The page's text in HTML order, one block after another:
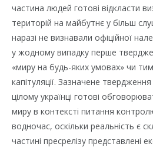
частина людей готові відкласти
територій на майбутнє у більш
наразі не визнавали офіційної
у жодному випадку перше
«миру на будь-яких умовах» чи
капітуляції. Зазначене
цілому українці готові
миру в контексті питання
водночас, оскільки реальність є
частині пресрелізу представлені